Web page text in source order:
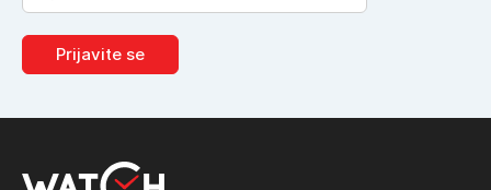
Prijavite se